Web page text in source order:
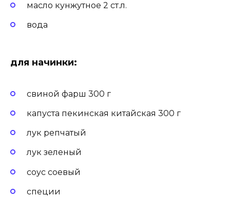
масло кунжутное 2 ст.л.
вода
для начинки:
свиной фарш 300 г
капуста пекинская китайская 300 г
лук репчатый
лук зеленый
соус соевый
специи